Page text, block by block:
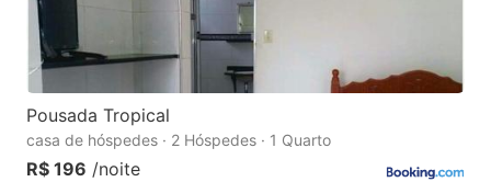
Pousada Tropical
casa de hóspedes · 2 Hóspedes · 1 Quarto
R$ 196 /noite